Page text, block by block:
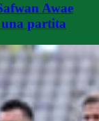
Awae
partita